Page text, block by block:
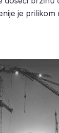
je prilikom